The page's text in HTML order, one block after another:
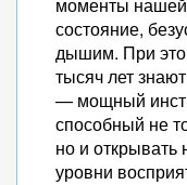
состояние,
дышим. При
тысяч лет
— мощный
способный не
но и
уровни